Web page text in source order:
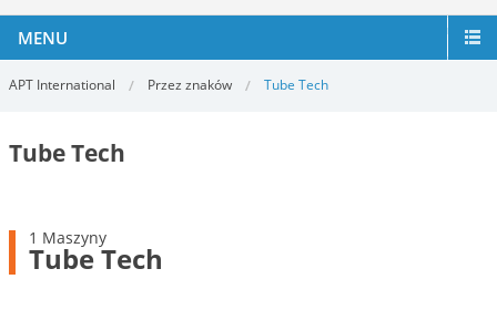
MENU
APT International Przez znaków Tube Tech
Tube Tech
1 Maszyny
Tube Tech